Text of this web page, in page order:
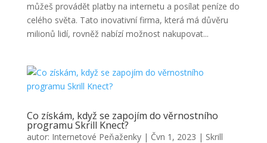
můžeš provádět platby na internetu a posílat peníze do
celého světa. Tato inovativní firma, která má důvěru
milionů lidí, rovněž nabízí možnost nakupovat...
Co získám, když se zapojím do věrnostního
programu Skrill Knect?
autor: Internetové Peňaženky| Čvn 1, 2023 | Skrill